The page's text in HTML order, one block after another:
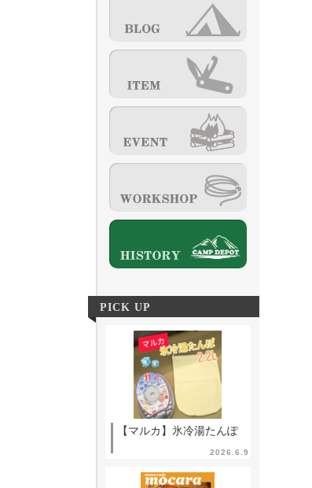
PICK UP
2026.6.9
【マルカ】氷冷湯たんぽ